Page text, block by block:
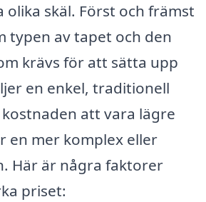
olika skäl. Först och främst
typen av tapet och den
krävs för att sätta upp
en enkel, traditionell
att vara lägre
en mer komplex eller
Här är några faktorer
priset: